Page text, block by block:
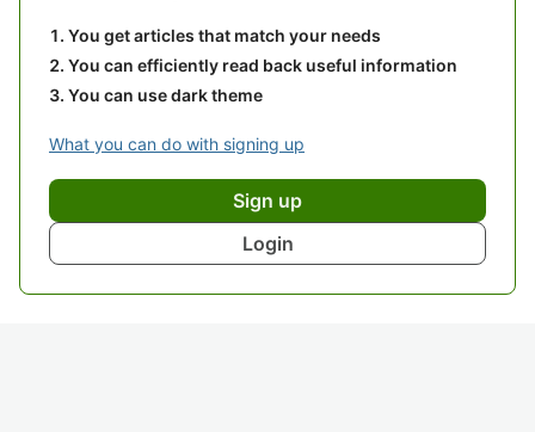
You get articles that match your needs
You can efficiently read back useful information
You can use dark theme
What you can do with signing up
Sign up
Login